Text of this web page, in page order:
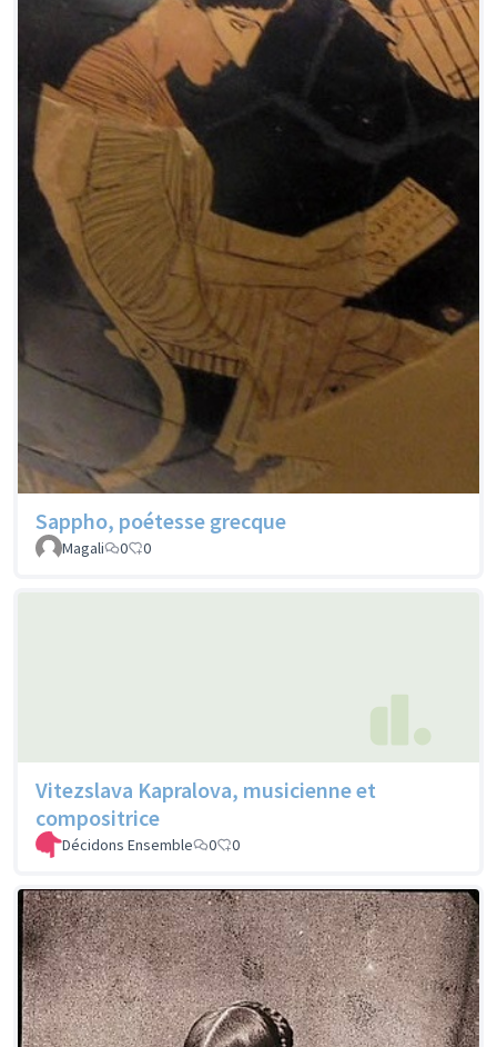
Sappho, poétesse grecque
Magali 0 0
Vitezslava Kapralova, musicienne et
compositrice
Décidons Ensemble 0 0